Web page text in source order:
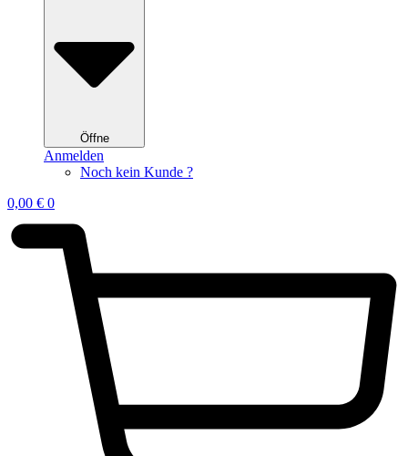
Öffne
Anmelden
Noch kein Kunde ?
0,00 € 0